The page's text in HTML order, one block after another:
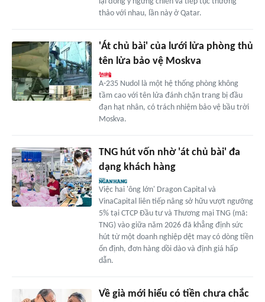
thảo với nhau, lần này ở Qatar.
'Át chủ bài' của lưới lửa phòng thủ
tên lửa bảo vệ Moskva
A-235 Nudol là một hệ thống phòng không
tầm cao với tên lửa đánh chặn trang bị đầu
đạn hạt nhân, có trách nhiệm bảo vệ bầu trời
Moskva.
TNG hút vốn nhờ 'át chủ bài' đa
dạng khách hàng
Việc hai 'ông lớn' Dragon Capital và
VinaCapital liên tiếp nâng sở hữu vượt ngưỡng
5% tại CTCP Đầu tư và Thương mại TNG (mã:
TNG) vào giữa năm 2026 đã khẳng định sức
hút từ một doanh nghiệp dệt may có dòng tiền
ổn định, đơn hàng dồi dào và định giá hấp
dẫn.
Về già mới hiểu có tiền chưa chắc